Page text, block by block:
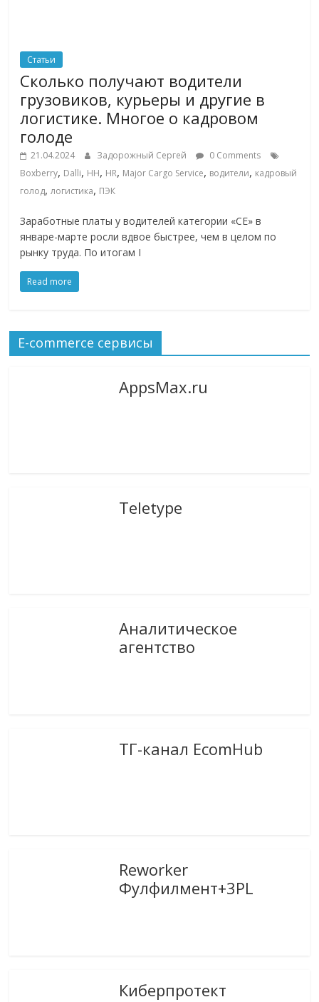
изменения
читателем.
Статьи
Сколько получают водители
грузовиков, курьеры и другие в
логистике. Многое о кадровом
голоде
21.04.2024 Задорожный Сергей
0 Comments
Boxberry, Dalli, HH, HR, Major Cargo Service, водители, кадровый
голод,логистика, ПЭК
Заработные платы у водителей категории «СЕ» в
январе-марте росли вдвое быстрее, чем в целом по
рынку труда. По итогам I
Read more
E-commerce сервисы
AppsMax.ru
Teletype
Аналитическое
агентство
ТГ-канал EcomHub
Reworker
Фулфилмент+3PL
Киберпротект